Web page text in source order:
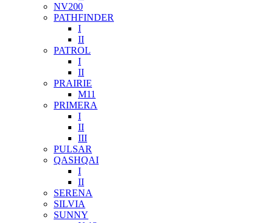
NV200
PATHFINDER
I
II
PATROL
I
II
PRAIRIE
M11
PRIMERA
I
II
III
PULSAR
QASHQAI
I
II
SERENA
SILVIA
SUNNY